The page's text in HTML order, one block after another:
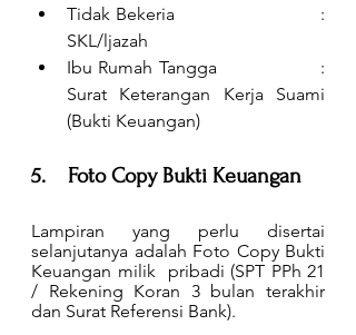
Tidak Bekeria                         :
SKL/ljazah
Ibu Rumah Tangga                 :
Surat Keterangan Kerja Suami
(Bukti Keuangan)
5.    Foto Copy Bukti Keuangan
Lampiran yang perlu disertai
selanjutanya adalah Foto Copy Bukti
Keuangan milik  pribadi (SPT PPh 21
/ Rekening Koran 3 bulan terakhir
dan Surat Referensi Bank).